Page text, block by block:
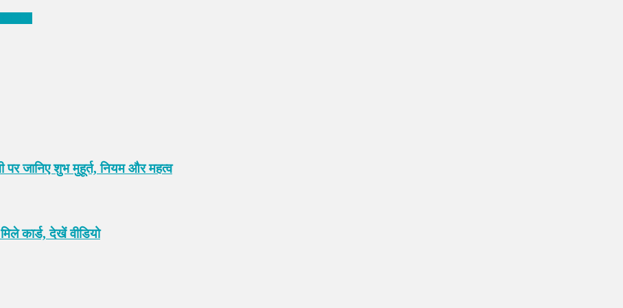
पर जानिए शुभ मुहूर्त, नियम और महत्व
कार्ड, देखें वीडियो